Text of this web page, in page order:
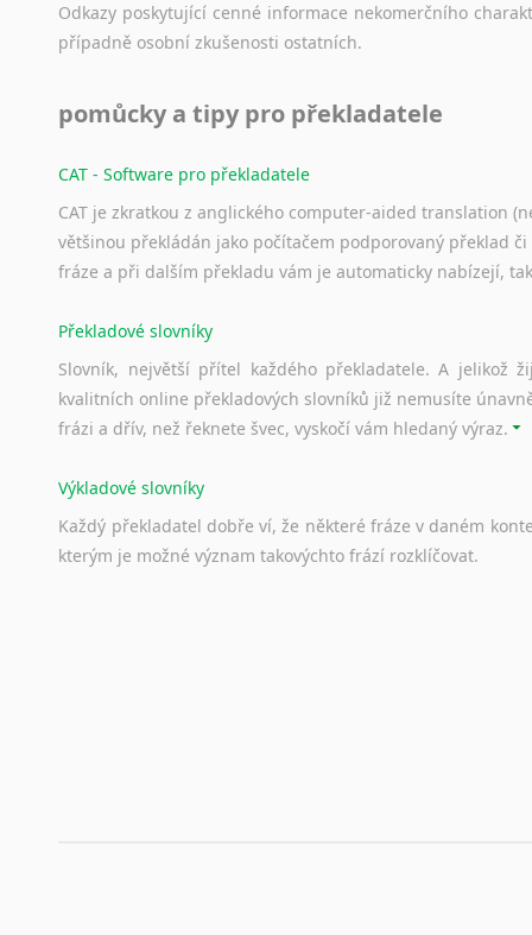
Odkazy poskytující cenné informace nekomerčního
případně osobní zkušenosti ostatních.
pomůcky a tipy pro překladatele
CAT - Software pro překladatele
CAT je zkratkou z anglického computer-aided translation
většinou překládán jako počítačem podporovaný překlad
fráze a při dalším překladu vám je automaticky nabízejí,
Překladové slovníky
Slovník, největší přítel každého překladatele. A jelikož
kvalitních online překladových slovníků již nemusíte
frázi a dřív, než řeknete švec, vyskočí vám hledaný výraz.
Výkladové slovníky
Každý překladatel dobře ví, že některé fráze v daném
kterým je možné význam takovýchto frází rozklíčovat.